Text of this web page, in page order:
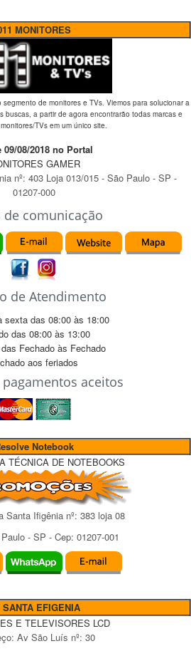
MONITORES
de monitores e TVs. Viemos para solucionar a
buscas, a partir de agora encontrarão todas marcas e
TVs em um único site.
09/08/2018 no Portal
GAMER
nº: 403 Loja 013/015 - São Paulo - SP -
01207-000
de comunicação
de Atendimento
sexta das 08:00 às 18:00
das 08:00 às 13:00
Fechadoàs Fechado
aos feriados
aceitos
Notebook
TÉCNICA DE NOTEBOOKS
Santa Ifigênia nº: 383 loja 08
- SP - Cep: 01207-001
SANTA EFIGENIA
E TELEVISORES LCD
Av São Luís nº: 30